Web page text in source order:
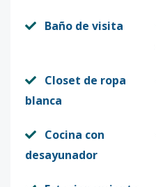
Baño de visita
Closet de ropa
blanca
Cocina con
desayunador